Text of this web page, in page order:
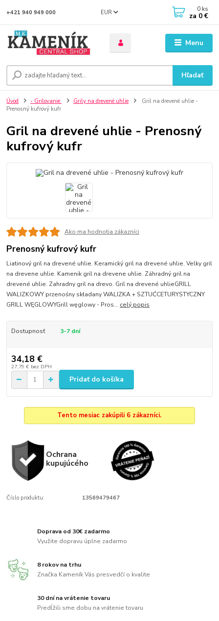
Menu
EUR
Hľadať
+421 940 949 000 0 ks
za 0 €
Úvod - Grilovanie Grily na drevené uhlie
Gril na drevené uhlie -
Prenosný kufrový kufr
Gril na drevené uhlie - Prenosný
kufrový kufr
Ako ma hodnotia zákazníci
Prenosný kufrový kufr
Liatinový gril na drevené uhlie. Keramický gril na drevené uhlie. Velky gril
na drevene uhlie. Kamenik gril na drevene uhlie. Záhradný gril na
drevené uhlie. Zahradny gril na drevo. Gril na drevené uhlieGRILL
WALIZKOWY przenośny składany WALIZKA + SZTUĆCETURYSTYCZNY
GRILL WĘGLOWYGrill węglowy - Pros... celý popis
Dostupnosť 3-7 dní
34,18 €
27,79 € bez DPH
Pridať do košíka
Tento mesiac zakúpili 6 zákazníci.
Ochrana
kupujúcého
Číslo produktu: 13569479467
Doprava od 30€ zadarmo
Využite dopravu úplne zadarmo
8 rokov na trhu
Značka Kameník Vás presvedčí o kvalite
30 dní na vrátenie tovaru
Predĺžili sme dobu na vrátenie tovaru